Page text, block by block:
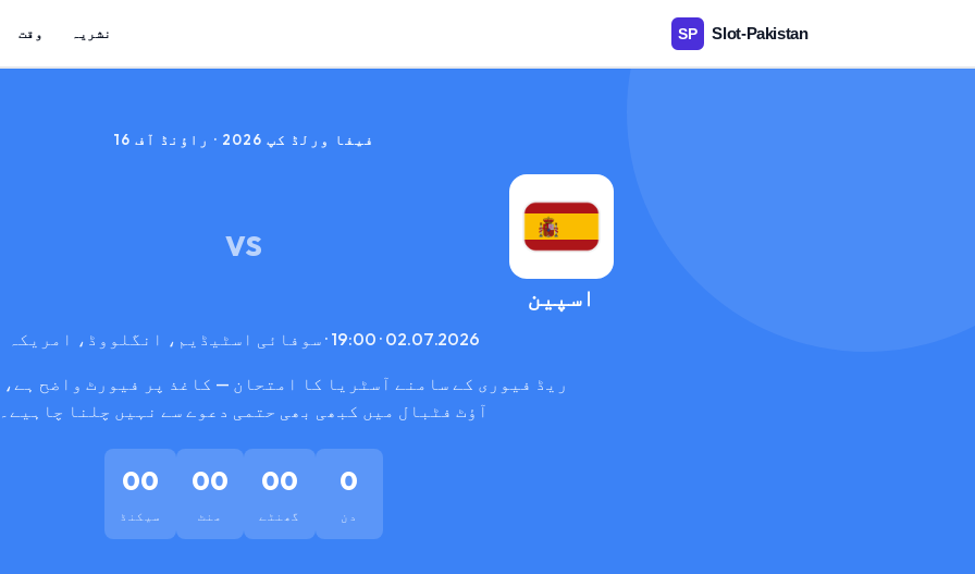
نشریہ وقت
فیفا ورلڈ کپ 2026 · راؤنڈ آف 16
اسپین
VS
02.07.2026 · 19:00 · سوفائی اسٹیڈیم، انگلووڈ، امریکہ
ریڈ فیوری کے سامنے آسٹریا کا امتحان — کاغذ پر فیورٹ واضح
آؤٹ فٹبال میں کبھی بھی حتمی دعوے سے نہیں چلنا چاہیے۔
0
دن
00
گھنٹے
00
منٹ
00
سیکنڈ